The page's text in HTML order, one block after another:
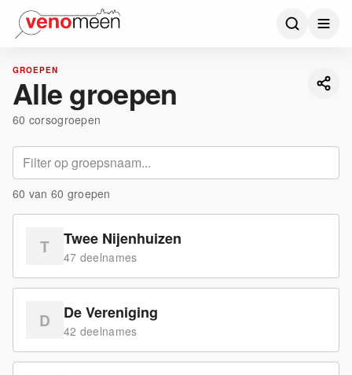
GROEPEN
Alle groepen
60 corsogroepen
60 van 60 groepen
T Twee Nijenhuizen
47 deelnames
D De Vereniging
42 deelnames